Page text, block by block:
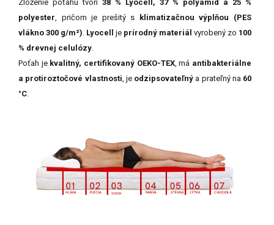
Zloženie poťahu tvorí 38 % Lyocell, 37 % polyamid a 25 %
polyester , pričom je prešitý s
klimatizačnou výplňou (PES
vlákno 300 g/m²) Lyocell je prírodný materiál vyrobený zo 100
% drevnej celulózy
Poťah je kvalitný, certifikovaný OEKO-TEX, má antibakteriálne
a protiroztočové vlastnosti , je odzipsovateľný a prateľný na 60
°C